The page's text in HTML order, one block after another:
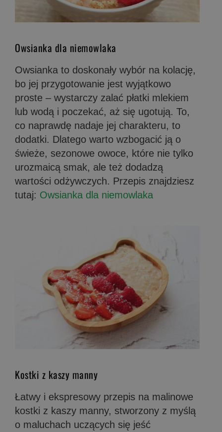
Owsianka dla niemowlaka
Owsianka to doskonały wybór na kolację,
bo jej przygotowanie jest wyjątkowo
proste – wystarczy zalać płatki mlekiem
lub wodą i poczekać, aż się ugotują. To,
co naprawdę nadaje jej charakteru, to
dodatki. Dlatego warto wzbogacić ją o
świeże, sezonowe owoce, które nie tylko
urozmaicą smak, ale też dodadzą
wartości odżywczych. Przepis znajdziesz
tutaj: Owsianka dla niemowlaka
Kostki z kaszy manny
Łatwy i ekspresowy przepis na malinowe
kostki z kaszy manny, stworzony z myślą
o maluchach uczących się jeść